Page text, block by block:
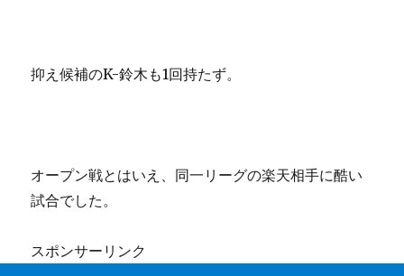
抑え候補のK-鈴木も1回持たず。
オープン戦とはいえ、同一リーグの楽天相手に酷い
試合でした。
スポンサーリンク